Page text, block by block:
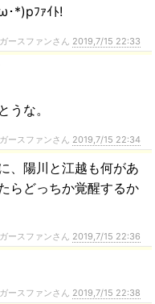
･*)pﾌｧｲﾄ!
ースファンさん 2019,7/15 22:33
うな。
ースファンさん 2019,7/15 22:34
、陽川と江越も何があ
らどっちか覚醒するか
ースファンさん 2019,7/15 22:36
ースファンさん 2019,7/15 22:38